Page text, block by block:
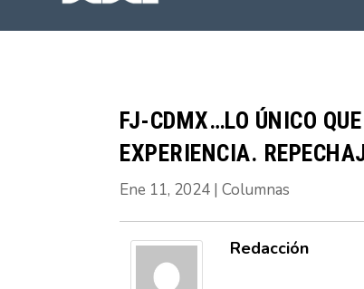
FJ-CDMX…LO ÚNICO
EXPERIENCIA.
Ene 11, 2024 | Columnas
Redacción